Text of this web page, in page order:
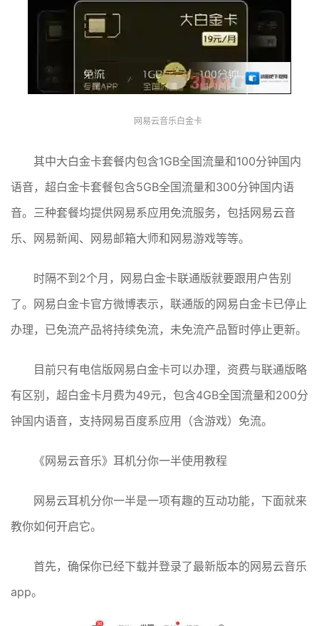
网易云音乐白金卡
其中大白金卡套餐内包含1GB全国流量和100分钟国内
语音，超白金卡套餐包含5GB全国流量和300分钟国内语
音。三种套餐均提供网易系应用免流服务，包括网易云音
乐、网易新闻、网易邮箱大师和网易游戏等等。
时隔不到2个月，网易白金卡联通版就要跟用户告别
了。网易白金卡官方微博表示，联通版的网易白金卡已停止
办理，已免流产品将持续免流，未免流产品暂时停止更新。
目前只有电信版网易白金卡可以办理，资费与联通版略
有区别，超白金卡月费为49元，包含4GB全国流量和200分
钟国内语音，支持网易百度系应用（含游戏）免流。
《网易云音乐》耳机分你一半使用教程
网易云耳机分你一半是一项有趣的互动功能，下面就来
教你如何开启它。
首先，确保你已经下载并登录了最新版本的网易云音乐
app。